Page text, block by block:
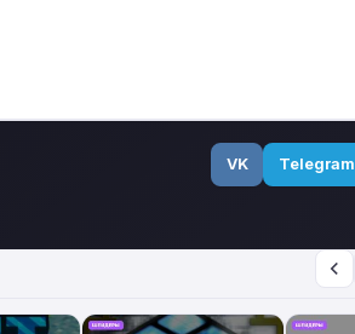
VK Telegram